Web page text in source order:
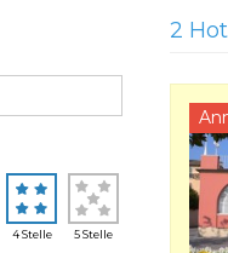
4 Stelle 5 Stelle
2